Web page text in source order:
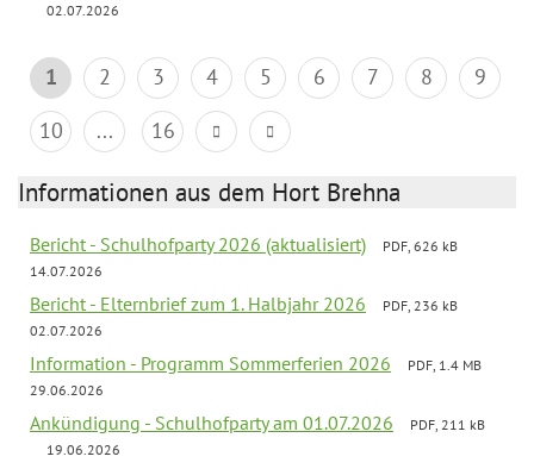
02.07.2026
1 2 3 4 5 6 7 8
9
10
... 16
Informationen aus dem Hort Brehna
Bericht - Schulhofparty 2026 (aktualisiert)
PDF, 626 kB
14.07.2026
Bericht - Elternbrief zum 1. Halbjahr 2026
PDF, 236 kB
02.07.2026
Information - Programm Sommerferien 2026
PDF, 1.4 MB
29.06.2026
Ankündigung - Schulhofparty am 01.07.2026
PDF, 211 kB
19.06.2026